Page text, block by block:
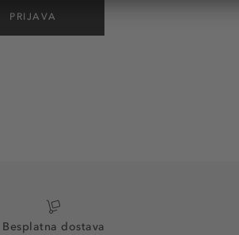
PRIJAVA
Besplatna dostava